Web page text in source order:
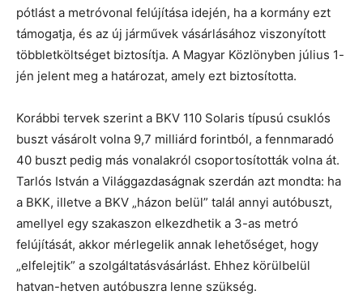
pótlást a metróvonal felújítása idején, ha a kormány ezt
támogatja, és az új járművek vásárlásához viszonyított
többletköltséget biztosítja. A Magyar Közlönyben július 1-
jén jelent meg a határozat, amely ezt biztosította.
Korábbi tervek szerint a BKV 110 Solaris típusú csuklós
buszt vásárolt volna 9,7 milliárd forintból, a fennmaradó
40 buszt pedig más vonalakról csoportosították volna át.
Tarlós István a Világgazdaságnak szerdán azt mondta: ha
a BKK, illetve a BKV „házon belül” talál annyi autóbuszt,
amellyel egy szakaszon elkezdhetik a 3-as metró
felújítását, akkor mérlegelik annak lehetőséget, hogy
„elfelejtik” a szolgáltatásvásárlást. Ehhez körülbelül
hatvan-hetven autóbuszra lenne szükség.